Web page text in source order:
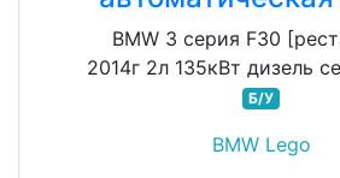
BMW 3 серия F30
2014г 2л 135кВт дизель
Б/У
BMW Lego